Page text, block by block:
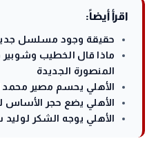
اقرأ أيضاً:
حقيقة وجود مسلسل
ماذا قال الخطيب وشوبير
المنصورة الجديدة
الأهلي يحسم مصير
الأهلي يضع حجر الأساس
الأهلي يوجه الشكر